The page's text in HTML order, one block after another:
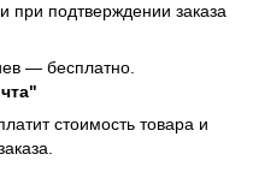
подтверждении заказа
— бесплатно.
стоимость товара и